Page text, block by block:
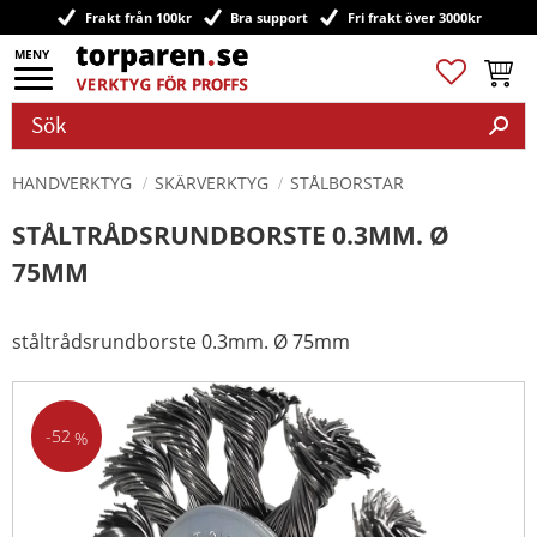
Meny
Frakt från 100kr Bra support Fri frakt över 3000kr
Favoriter
HANDVERKTYG SKÄRVERKTYG STÅLBORSTAR
STÅLTRÅDSRUNDBORSTE 0.3MM. Ø
75MM
ståltrådsrundborste 0.3mm. Ø 75mm
52 %